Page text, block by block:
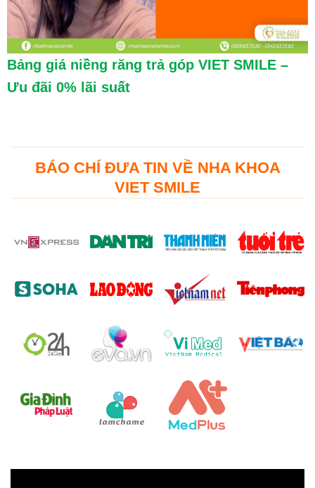
Bảng giá niềng răng trả góp VIET SMILE –
Ưu đãi 0% lãi suất
BÁO CHÍ ĐƯA TIN VỀ NHA KHOA
VIET SMILE